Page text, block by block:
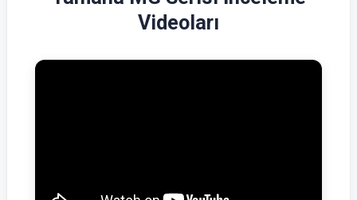
Videoları